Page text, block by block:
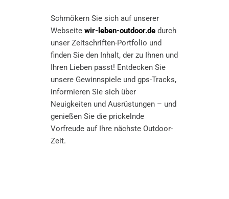
Schmökern Sie sich auf unserer
Webseite wir-leben-outdoor.dedurch
unser Zeitschriften-Portfolio und
finden Sie den Inhalt, der zu Ihnen und
Ihren Lieben passt! Entdecken Sie
unsere Gewinnspiele und gps-Tracks,
informieren Sie sich über
Neuigkeiten und Ausrüstungen – und
genießen Sie die prickelnde
Vorfreude auf Ihre nächste Outdoor-
Zeit.